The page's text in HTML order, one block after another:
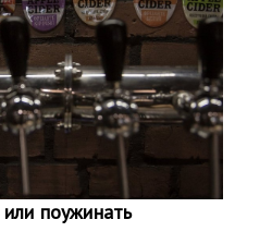
поужинать